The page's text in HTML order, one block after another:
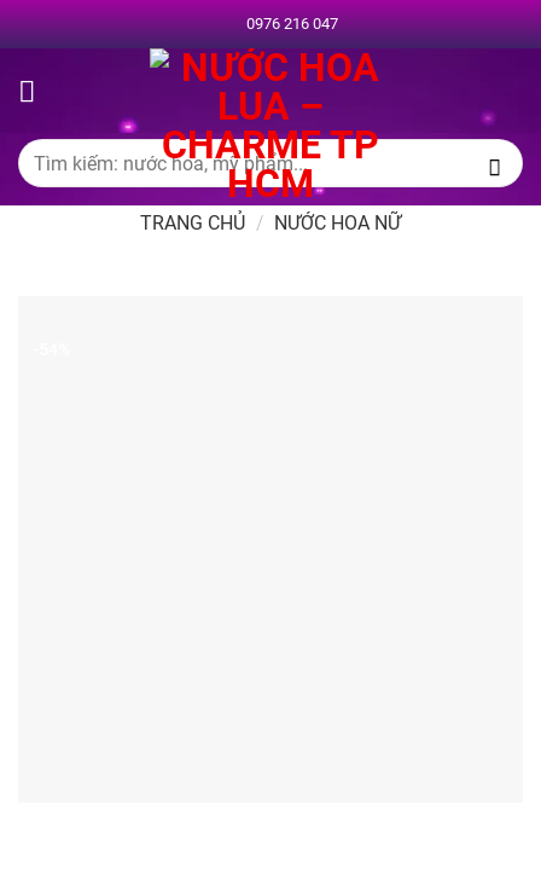
Chuyển
đến
dung
0976 216 047
Tìm
kiếm:
TRANG CHỦ / NƯỚC HOA NỮ